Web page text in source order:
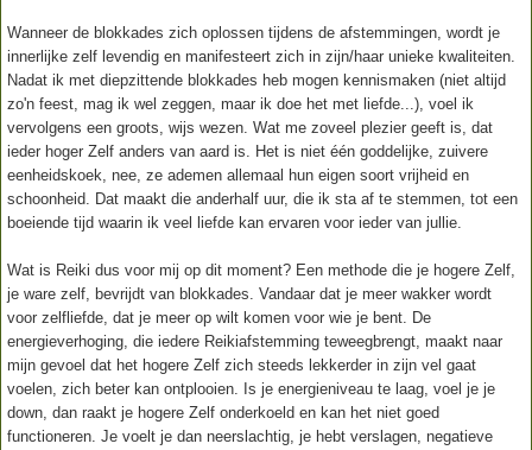
Wanneer de blokkades zich oplossen tijdens de afstemmingen, wordt je
innerlijke zelf levendig en manifesteert zich in zijn/haar unieke kwaliteiten.
Nadat ik met diepzittende blokkades heb mogen kennismaken (niet altijd
zo'n feest, mag ik wel zeggen, maar ik doe het met liefde...), voel ik
vervolgens een groots, wijs wezen. Wat me zoveel plezier geeft is, dat
ieder hoger Zelf anders van aard is. Het is niet één goddelijke, zuivere
eenheidskoek, nee, ze ademen allemaal hun eigen soort vrijheid en
schoonheid. Dat maakt die anderhalf uur, die ik sta af te stemmen, tot een
boeiende tijd waarin ik veel liefde kan ervaren voor ieder van jullie.
Wat is Reiki dus voor mij op dit moment? Een methode die je hogere Zelf,
je ware zelf, bevrijdt van blokkades. Vandaar dat je meer wakker wordt
voor zelfliefde, dat je meer op wilt komen voor wie je bent. De
energieverhoging, die iedere Reikiafstemming teweegbrengt, maakt naar
mijn gevoel dat het hogere Zelf zich steeds lekkerder in zijn vel gaat
voelen, zich beter kan ontplooien. Is je energieniveau te laag, voel je je
down, dan raakt je hogere Zelf onderkoeld en kan het niet goed
functioneren. Je voelt je dan neerslachtig, je hebt verslagen, negatieve